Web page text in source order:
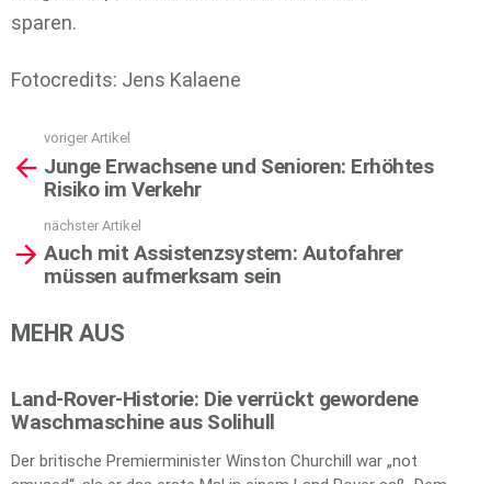
sparen.
Fotocredits: Jens Kalaene
more
voriger Artikel
Junge Erwachsene und Senioren: Erhöhtes
Risiko im Verkehr
nächster Artikel
Auch mit Assistenzsystem: Autofahrer
müssen aufmerksam sein
MEHR AUS
Land-Rover-Historie: Die verrückt gewordene
Waschmaschine aus Solihull
Der britische Premierminister Winston Churchill war „not